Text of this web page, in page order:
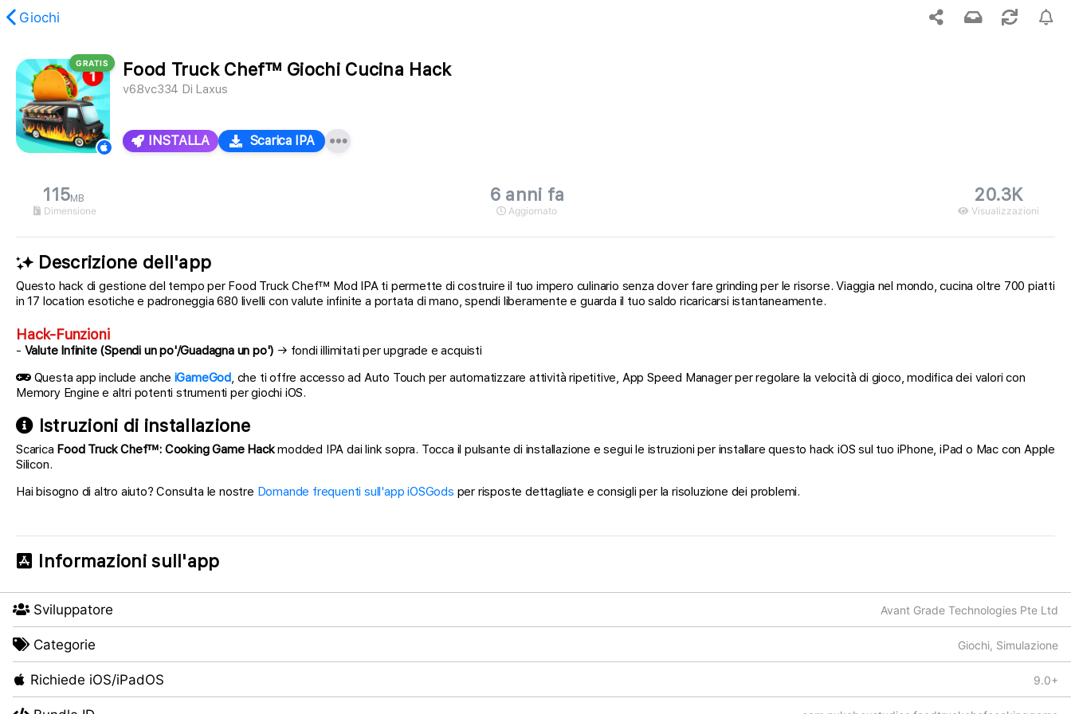
Giochi
trovato.
GRATIS Food Truck Chef™ Giochi Cucina Hack
v6.8vc334 Di Laxus
INSTALLA Scarica IPA
115MB
Dimensione
6 anni fa
Aggiornato
20.3K
Visualizzazioni
Descrizione dell'app
Questo hack di gestione del tempo per Food Truck Chef™ Mod IPA ti permette di costruire il tuo impero culinario senza dover fare grinding per le risorse. Viaggia nel mondo, cucina oltre 700 piatti
in 17 location esotiche e padroneggia 680 livelli con valute infinite a portata di mano, spendi liberamente e guarda il tuo saldo ricaricarsi istantaneamente.
Hack-Funzioni
- Valute Infinite (Spendi un po'/Guadagna un po') → fondi illimitati per upgrade e acquisti
Questa app include anche iGameGod, che ti offre accesso ad Auto Touch per automatizzare attività ripetitive, App Speed Manager per regolare la velocità di gioco, modifica dei valori con
Memory Engine e altri potenti strumenti per giochi iOS.
Istruzioni di installazione
Scarica Food Truck Chef™: Cooking Game Hackmodded IPA dai link sopra. Tocca il pulsante di installazione e segui le istruzioni per installare questo hack iOS sul tuo iPhone, iPad o Mac con Apple
Silicon.
Hai bisogno di altro aiuto? Consulta le nostre Domande frequenti sull'app iOSGods per risposte dettagliate e consigli per la risoluzione dei problemi.
Informazioni sull'app
Sviluppatore Avant Grade Technologies Pte Ltd
Categorie Giochi, Simulazione
Richiede iOS/iPadOS 9.0+